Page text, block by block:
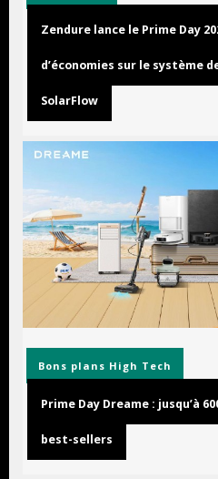
Zendure lance le Prime Day
d’économies sur le système
SolarFlow
Bons plans High Tech
Prime Day Dreame : jusqu’à
best-sellers